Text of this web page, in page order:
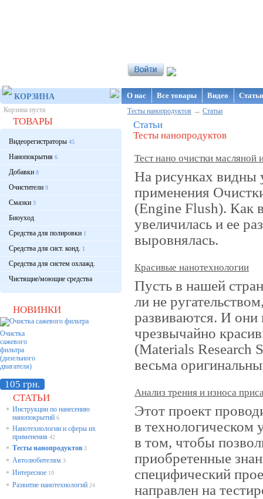
КОРЗИНА
Корзина пуста
ТОВАРЫ
Видеорегистраторы 45
Нанопокрытия 6
Добавки 8
Очистители 9
Смазки 3
Биоуход
Средства для полировки 1
Средства для сист. конд. 1
Средства для систем охлажд.
Чистящие/моющие средства
НОВИНКИ
Очистка
сажевого
фильтра
(дизельного
двигателя)
105 грн.
СТАТЬИ
* Инструкции по нанесению
нанопокрытий 6
* Нанотехнологии и сферы их
применения 42
* Тесты нанопродуктов 3
* Автолюбителям 3
* Интересное 10
* Развитие нанотехнологий 24
О нас Все товары Видео
Тесты нанопродуктов → Статьи
Статьи
Тесты нанопродуктов
Тест нано очистки
На рисунках видны
применения
(Engine Flush). Как
увеличилась и ее
выровнялась.
Красивые нанотехнологии
Пусть в нашей
ли не
развиваются. И они
чрезвычайно
(Materials Research
весьма
Анализ трения и износа
Этот проект
в технологическом
в том, чтобы
приобретенные
специфический
направлен на